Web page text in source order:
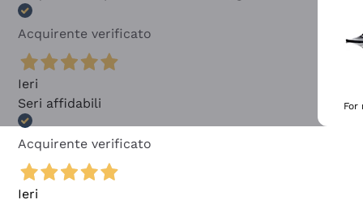
Acquirente verificato
Ieri
Seri affidabili
Acquirente verificato
Ieri
For